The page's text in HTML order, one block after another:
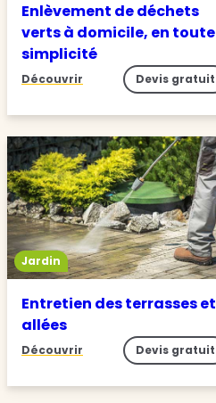
Enlèvement de déchets
verts à domicile, en toute
simplicité
Découvrir Devis gratuit
Jardin
Entretien des terrasses et
allées
Découvrir Devis gratuit